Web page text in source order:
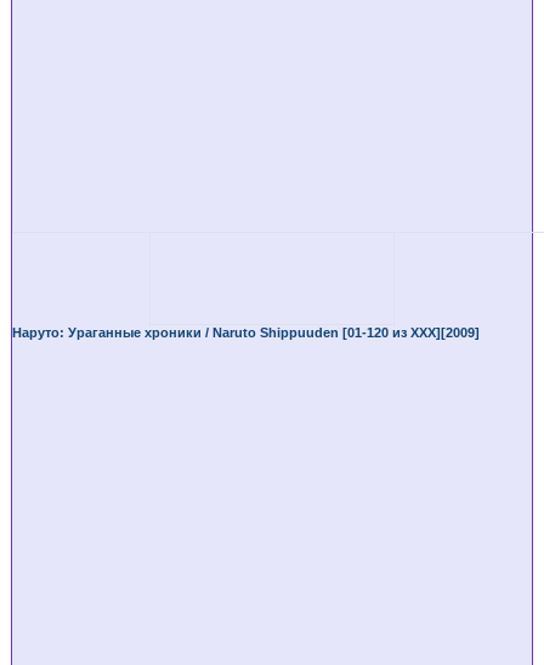
Наруто: Ураганные хроники / Naruto Shippuuden [01-120 из XXX][2009]